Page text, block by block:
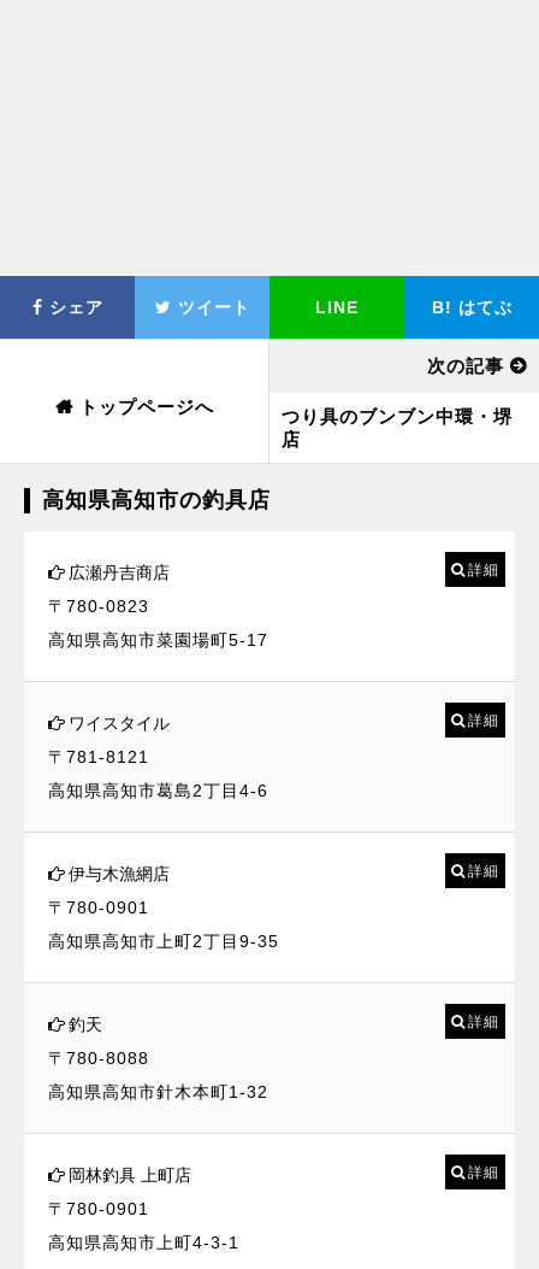
シェア ツイート LINE B! はてぶ
トップページへ
次の記事
つり具のブンブン中環・堺
店
高知県高知市の釣具店
広瀬丹吉商店
〒780-0823
高知県高知市菜園場町5-17
詳細
ワイスタイル
〒781-8121
高知県高知市葛島2丁目4-6
詳細
伊与木漁網店
〒780-0901
高知県高知市上町2丁目9-35
詳細
釣天
〒780-8088
高知県高知市針木本町1-32
詳細
岡林釣具 上町店
〒780-0901
高知県高知市上町4-3-1
詳細